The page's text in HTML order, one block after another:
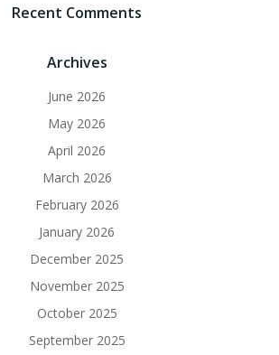
Recent Comments
Archives
June 2026
May 2026
April 2026
March 2026
February 2026
January 2026
December 2025
November 2025
October 2025
September 2025